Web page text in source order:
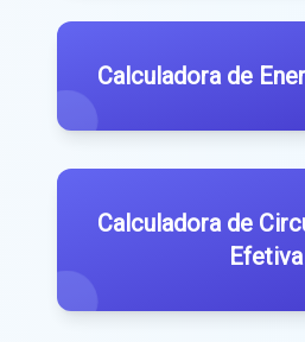
Calculadora de
Calculadora de
Efetiva